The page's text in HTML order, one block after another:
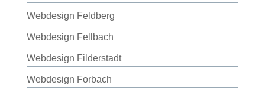
Webdesign Feldberg
Webdesign Fellbach
Webdesign Filderstadt
Webdesign Forbach